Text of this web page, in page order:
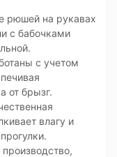
рюшей на рукавах
с бабочками
с учетом
от брызг.
влагу и